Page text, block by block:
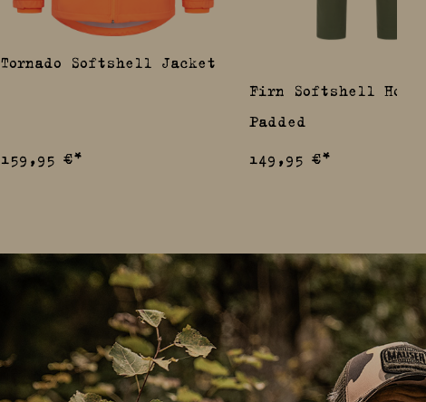
Tornado Softshell Jacket
159,95 €*
Firn Softshell Hose
Padded
149,95 €*